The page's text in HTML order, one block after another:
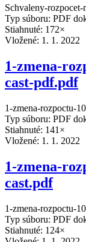
Schvaleny-
Typ súboru: PDF
Stiahnuté: 172×
Vložené: 1. 1. 2022
1-zmena-
cast-pdf.pdf
1-zmena-rozpoctu-
Typ súboru: PDF
Stiahnuté: 141×
Vložené: 1. 1. 2022
1-zmena-
cast.pdf
1-zmena-rozpoctu-
Typ súboru: PDF
Stiahnuté: 124×